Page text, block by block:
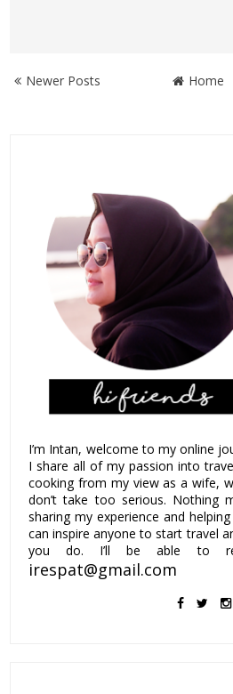
Newer Posts Home
I’m Intan, welcome to my online
I share all of my passion into
cooking from my view as a wife,
don’t take too serious. Nothing
sharing my experience and
can inspire anyone to start travel
you do. I’ll be able to
irespat@gmail.com